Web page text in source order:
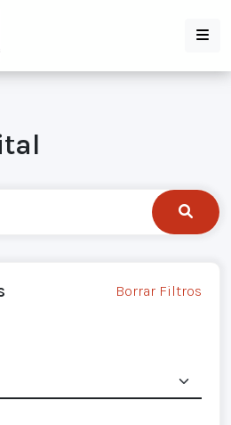
Borrar Filtros